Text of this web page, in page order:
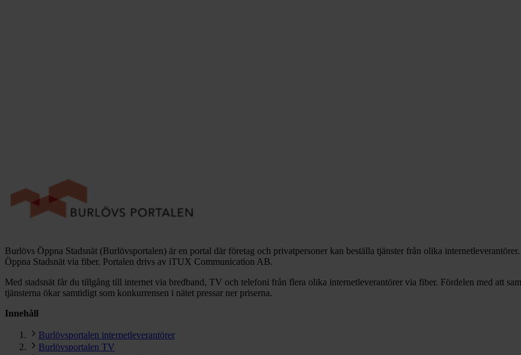
Burlövs Öppna Stadsnät (Burlövsportalen) är en portal där företag och privatpersoner kan beställa tjänster från olika
Öppna Stadsnät via fiber. Portalen drivs av iTUX Communication AB.
Med stadsnät får du tillgång till internet via bredband, TV och telefoni från flera olika internetleverantörer via fiber. Fördelen med att
tjänsterna ökar samtidigt som konkurrensen i nätet pressar ner priserna.
Innehåll
Burlövsportalen internetleverantörer
Burlövsportalen TV